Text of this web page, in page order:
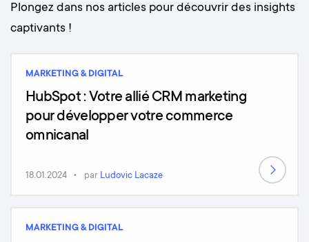
Plongez dans nos articles pour découvrir des insights
captivants !
MARKETING & DIGITAL
HubSpot : Votre allié CRM marketing
pour développer votre commerce
omnicanal
18.01.2024 par Ludovic Lacaze
MARKETING & DIGITAL